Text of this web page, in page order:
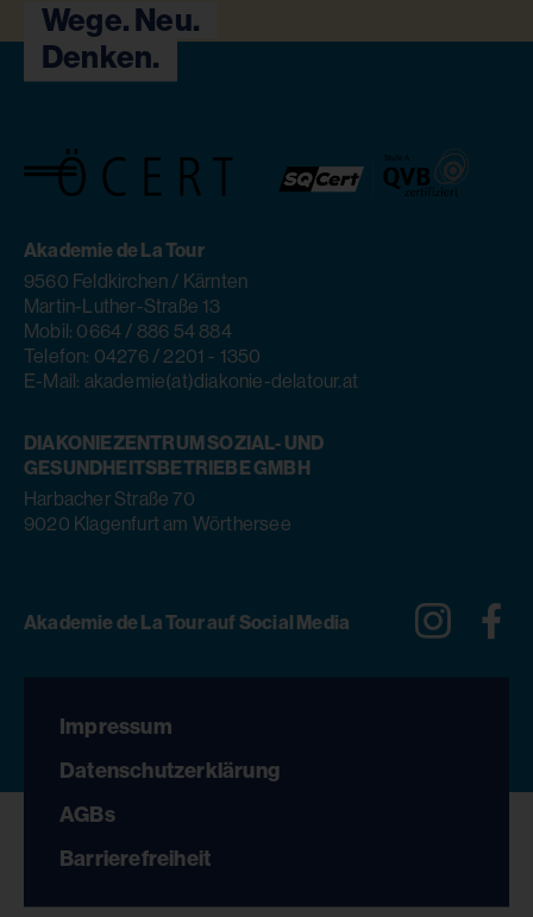
Wege. Neu.
Denken.
Akademie de La Tour
9560 Feldkirchen / Kärnten
Martin-Luther-Straße 13
Mobil: 0664 / 886 54 884
Telefon: 04276 / 2201 - 1350
E-Mail: akademie(at)diakonie-delatour.at
DIAKONIEZENTRUM SOZIAL- UND
GESUNDHEITSBETRIEBE GMBH
Harbacher Straße 70
9020 Klagenfurt am Wörthersee
Akademie de La Tour auf Social Media
Impressum
Datenschutzerklärung
AGBs
Barrierefreiheit